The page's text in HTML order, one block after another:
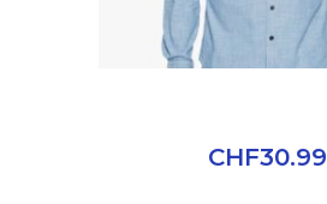
CHF30.99